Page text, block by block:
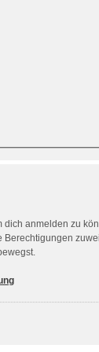
dich anmelden zu